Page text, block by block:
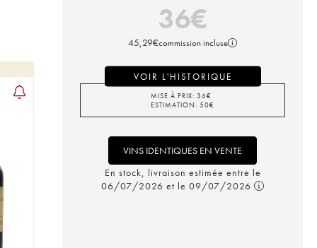
36€
45,29€commission incluse
VOIR L'HISTORIQUE
MISE À PRIX: 36€
ESTIMATION: 50€
VINS IDENTIQUES EN VENTE
En stock, livraison estimée entre le
06/07/2026 et le 09/07/2026